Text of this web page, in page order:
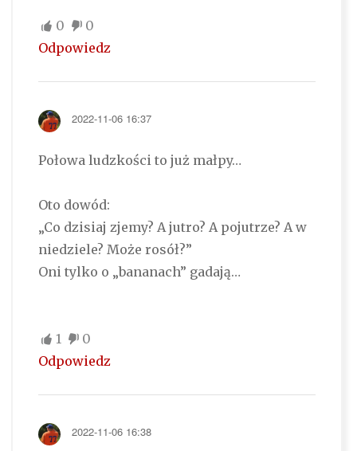
0
0
Odpowiedz
2022-11-06 16:37
Połowa ludzkości to już małpy…
Oto dowód:
„Co dzisiaj zjemy? A jutro? A pojutrze? A w
niedziele? Może rosół?”
Oni tylko o „bananach” gadają…
1
0
Odpowiedz
2022-11-06 16:38